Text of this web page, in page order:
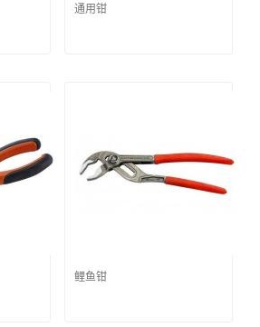
通用钳
鲤鱼钳